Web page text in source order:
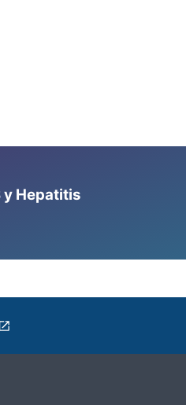
y Hepatitis